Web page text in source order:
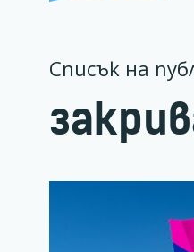
Списък на